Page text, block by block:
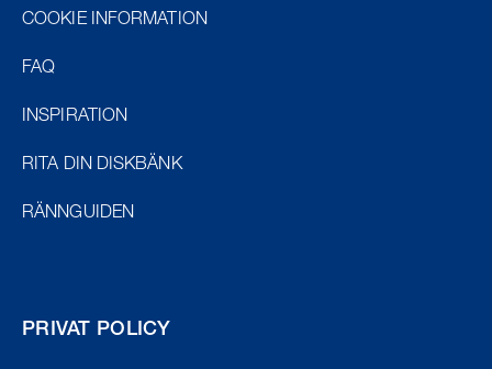
COOKIE INFORMATION
FAQ
INSPIRATION
RITA DIN DISKBÄNK
RÄNNGUIDEN
PRIVAT POLICY